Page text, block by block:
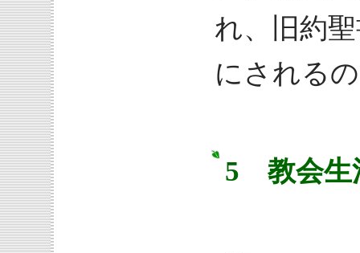
れ、旧約
にされる
5 教会生